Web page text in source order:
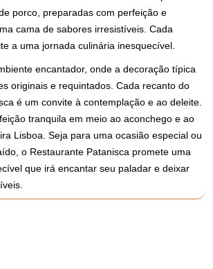
porco, preparadas com perfeição e
cama de sabores irresistíveis. Cada
a uma jornada culinária inesquecível.
encantador, onde a decoração típica
originais e requintados. Cada recanto do
é um convite à contemplação e ao deleite.
tranquila em meio ao aconchego e ao
Lisboa. Seja para uma ocasião especial ou
o Restaurante Patanisca promete uma
que irá encantar seu paladar e deixar